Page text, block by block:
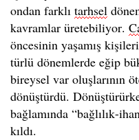
ondan farklı tarhsel
kavramlar üretebiliyor.
öncesinin yaşamış
türlü dönemlerde eğip
bireysel var oluşlarının
dönüştürdü.
bağlamında “bağlılık-
kıldı.